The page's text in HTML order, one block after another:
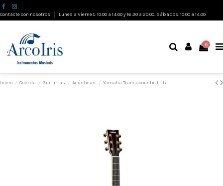
Contacte con nosotros Lunes a Viernes: 10:00 a 14:00 y 16:30 a 20:00. Sábados: 10:00 a 14:00
0
Inicio Cuerda Guitarras Acústicas Yamaha Transacoustic Ll-ta